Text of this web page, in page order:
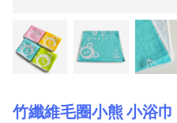
竹纖維毛圈小熊 小浴巾